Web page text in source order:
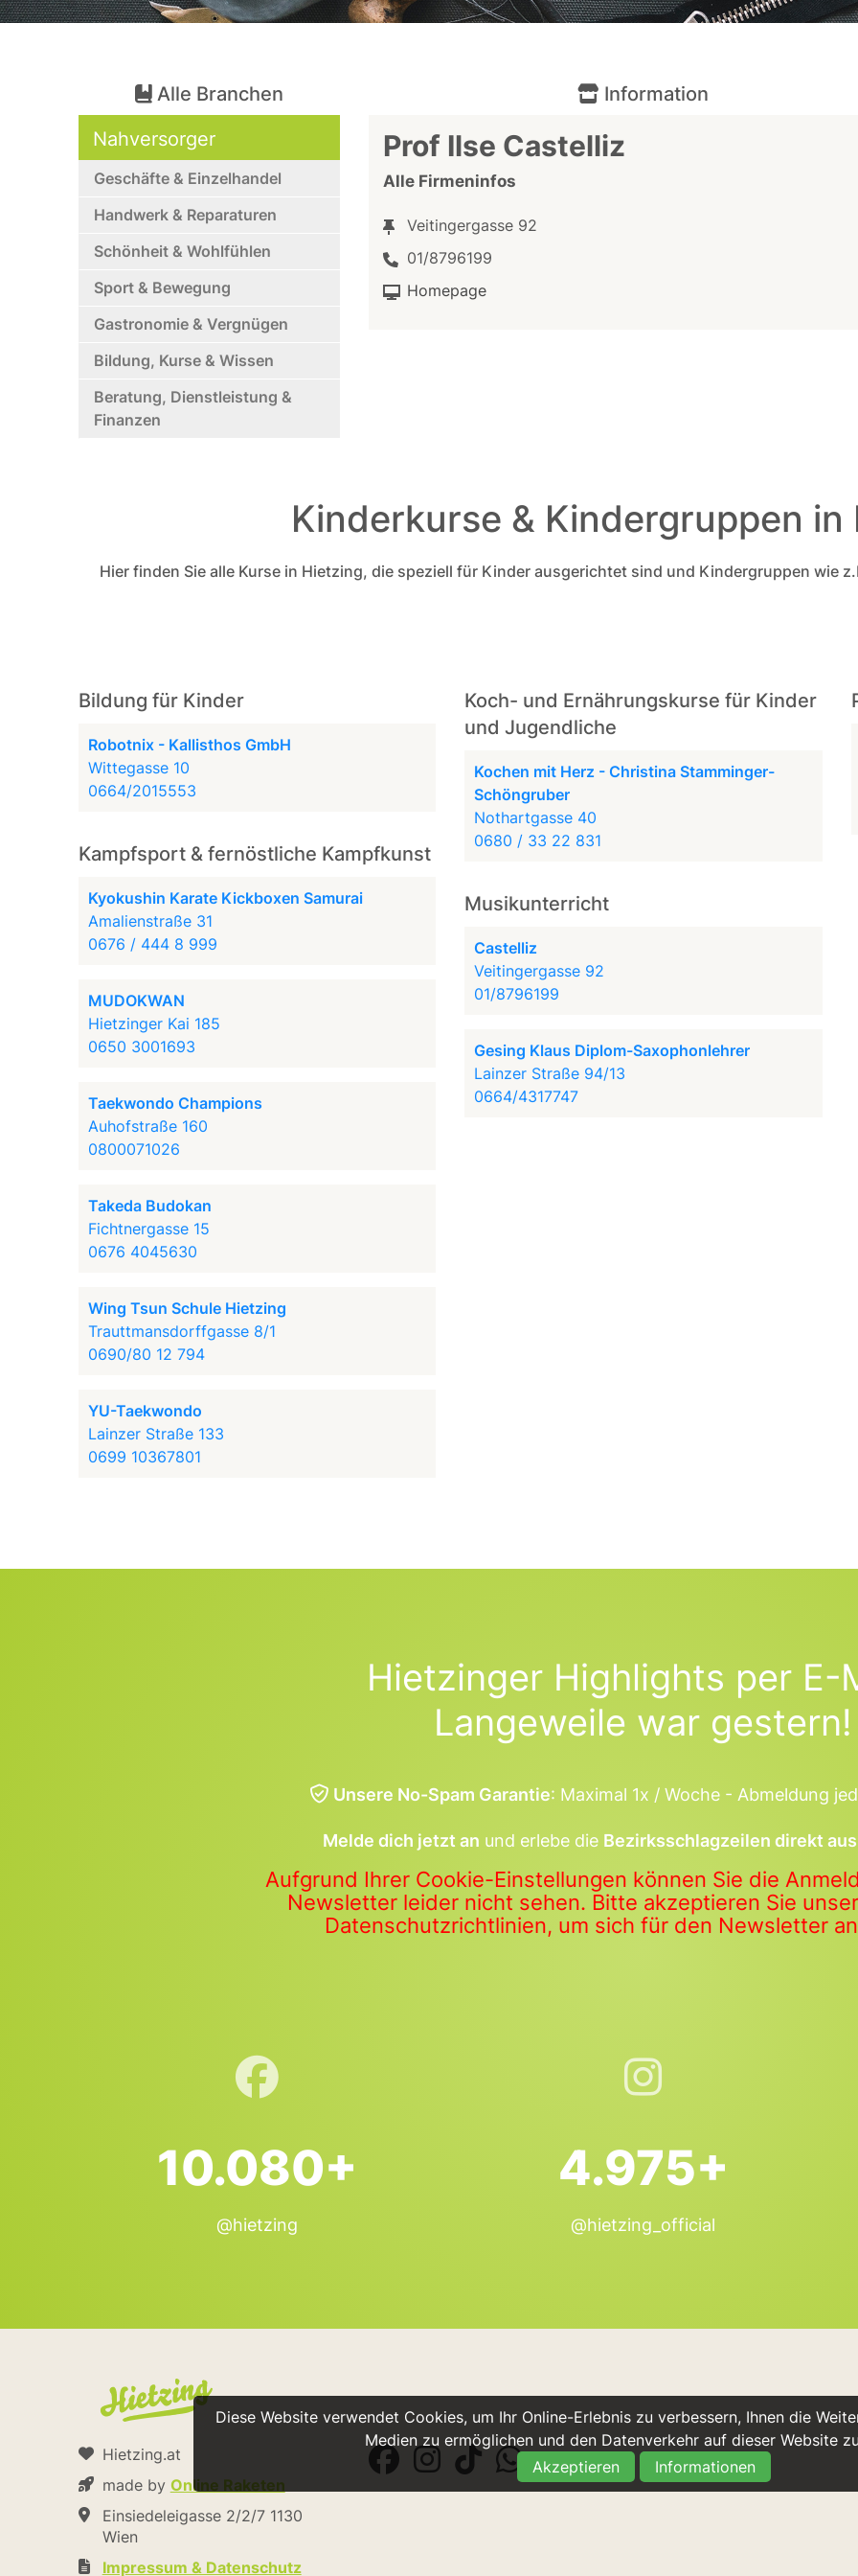
Diese Website verwendet Cookies, um Ihr Online-Erlebnis zu verbessern, Ihnen die
Medien zu ermöglichen und den Datenverkehr auf dieser Website
Akzeptieren
Informationen
Alle Branchen
Information
Nahversorger
Geschäfte & Einzelhandel
Handwerk & Reparaturen
Schönheit & Wohlfühlen
Sport & Bewegung
Gastronomie & Vergnügen
Bildung, Kurse & Wissen
Beratung, Dienstleistung &
Finanzen
Prof Ilse Castelliz
Alle Firmeninfos
Veitingergasse 92
01/8796199
Homepage
Kinderkurse & Kindergruppen in
Hier finden Sie alle Kurse in Hietzing, die speziell für Kinder ausgerichtet sind und Kindergruppen wie
Bildung für Kinder
Robotnix - Kallisthos GmbH
Wittegasse 10
0664/2015553
Kampfsport & fernöstliche Kampfkunst
Kyokushin Karate Kickboxen Samurai
Amalienstraße 31
0676 / 444 8 999
MUDOKWAN
Hietzinger Kai 185
0650 3001693
Taekwondo Champions
Auhofstraße 160
0800071026
Takeda Budokan
Fichtnergasse 15
0676 4045630
Wing Tsun Schule Hietzing
Trauttmansdorffgasse 8/1
0690/80 12 794
YU-Taekwondo
Lainzer Straße 133
0699 10367801
Koch- und Ernährungskurse für Kinder
und Jugendliche
Kochen mit Herz - Christina Stamminger-
Schöngruber
Nothartgasse 40
0680 / 33 22 831
Musikunterricht
Castelliz
Veitingergasse 92
01/8796199
Gesing Klaus Diplom-Saxophonlehrer
Lainzer Straße 94/13
0664/4317747
Hietzinger Highlights per E-
Langeweile war gestern!
Unsere No-Spam Garantie: Maximal 1x / Woche - Abmeldung
Melde dich jetzt an und erlebe die Bezirksschlagzeilen direkt
Aufgrund Ihrer Cookie-Einstellungen können Sie die
Newsletter leider nicht sehen. Bitte akzeptieren Sie
Datenschutzrichtlinien, um sich für den Newsletter
10.080+
@hietzing
4.975+
@hietzing_official
Hietzing.at
made by Online Raketen
Einsiedeleigasse 2/2/7 1130
Wien
Impressum & Datenschutz